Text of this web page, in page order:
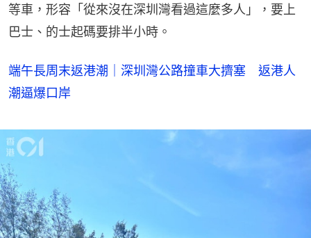
等車，形容「從來沒在深圳灣看過這麼多人」，要上
巴士、的士起碼要排半小時。
端午長周末返港潮｜深圳灣公路撞車大擠塞 返港人
潮逼爆口岸